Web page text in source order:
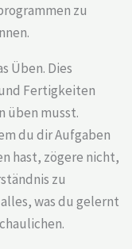
zu
Üben. Dies
Fertigkeiten
üben musst.
du dir Aufgaben
hast, zögere nicht,
zu
was du gelernt